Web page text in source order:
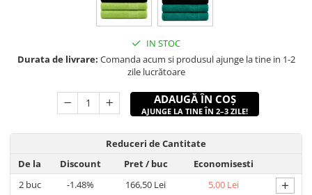
IN STOC
Durata de livrare: Comanda acum si produsul ajunge la tine in 1-2
zile lucrătoare
ADAUGĂ ÎN COȘ
AJUNGE LA TINE ÎN 2–3 ZILE!
Reduceri de Cantitate
De la
Discount Pret/ buc
Economisesti
2buc -1.48% 166,50 Lei 5,00 Lei +